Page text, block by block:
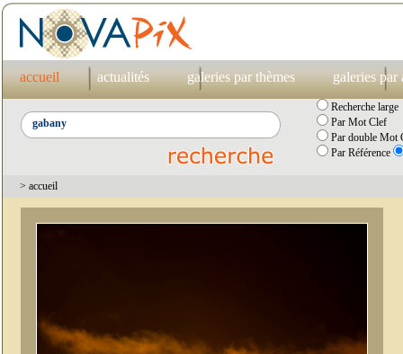
accueil actualités galeries par thèmes galeries par
Recherche large
Par Mot Clef
Par double Mot
Par Référence
> accueil